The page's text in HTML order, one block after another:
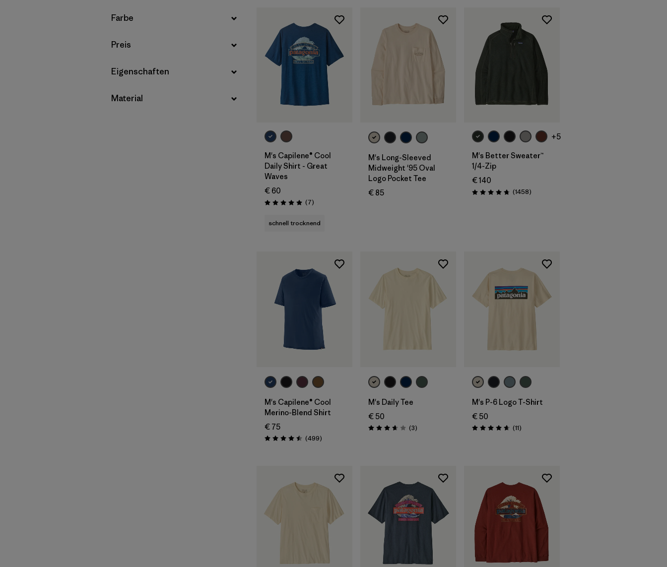
Filter by
Farbe
Filter by
Preis
Filter by
Eigenschaften
Filter by
Material
M's Capilene® Cool
Daily Shirt - Great
Waves
€ 60
Bewertung: 5.0 / 5
(7Rezensionen
)
schnell trocknend
M's Long-Sleeved
Midweight '95 Oval
Logo Pocket Tee
€ 85
+5
M's Better Sweater™
1/4-Zip
€ 140
Bewertung: 4.8 / 5
(1458Rezensionen
)
M's Capilene® Cool
Merino-Blend Shirt
€ 75
Bewertung: 4.5 / 5
(499Rezensionen
)
M's Daily Tee
€ 50
Bewertung: 3.7 / 5
(3Rezensionen
)
M's P-6 Logo T-Shirt
€ 50
Bewertung: 4.6 / 5
(11Rezensionen
)